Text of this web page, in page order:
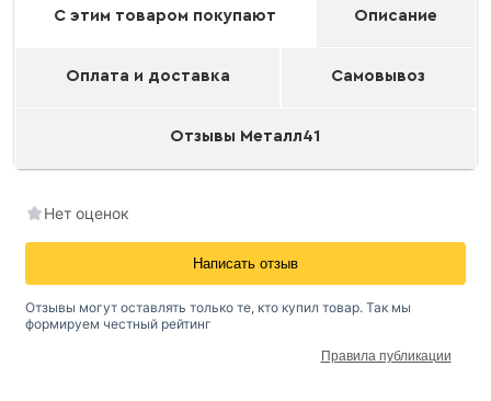
С этим товаром покупают Описание
Оплата и доставка Самовывоз
Отзывы Металл41
Нет оценок
Написать отзыв
Отзывы могут оставлять только те, кто купил товар. Так мы
формируем честный рейтинг
Правила публикации